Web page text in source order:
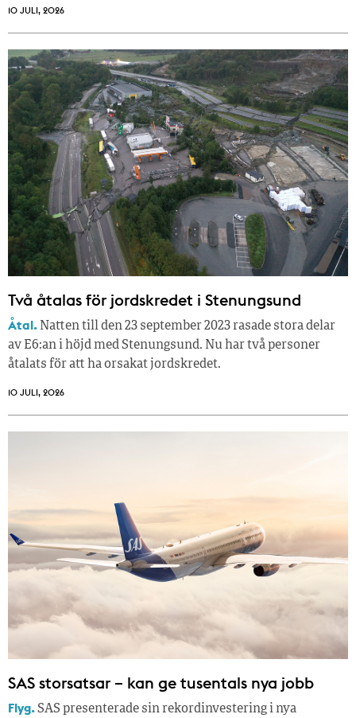
10 JULI, 2026
Två åtalas för jordskredet i Stenungsund
Åtal. Natten till den 23 september 2023 rasade stora delar
av E6:an i höjd med Stenungsund. Nu har två personer
åtalats för att ha orsakat jordskredet.
10 JULI, 2026
SAS storsatsar – kan ge tusentals nya jobb
Flyg.SAS presenterade sin rekordinvestering i nya